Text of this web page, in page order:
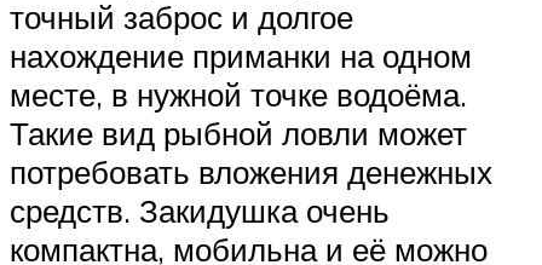
точный заброс и долгое
нахождение приманки на одном
месте, в нужной точке водоёма.
Такие вид рыбной ловли может
потребовать вложения денежных
средств. Закидушка очень
компактна, мобильна и её можно